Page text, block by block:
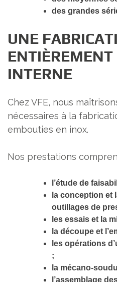
des grandes
UNE
ENTIÈREMENT
INTERNE
Chez VFE, nous
nécessaires à la
embouties en inox.
Nos prestations
l’étude de
la conception et
outillages de
les essais et la
la découpe et
les opérations
;
la mécano-
l’assemblage